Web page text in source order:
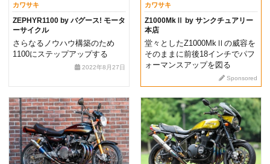
カワサキ
ZEPHYR1100 by バグース! モータ
ーサイクル
さらなるノウハウ構築のため
1100にステップアップする
2022年8月27日
カワサキ
Z1000MkⅡ by サンクチュアリー
本店
堂々としたZ1000MkⅡの威容を
そのままに前後18インチでパフ
ォーマンスアップを図る
Sponsored